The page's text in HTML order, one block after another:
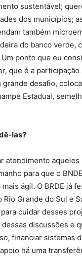
sustentável;
dos municípios;
também
do banco verde,
ponto que eu
que é a participação
desafio,
Estadual,
las?
atendimento
para que o
ágil. O BRDE já
Grande do Sul e
cuidar desses
discussões e
financiar sistemas
há uma